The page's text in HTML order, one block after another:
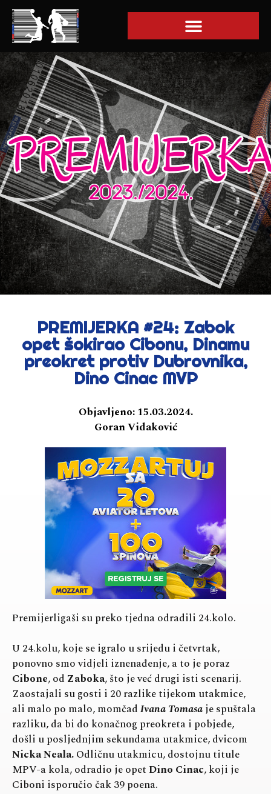
PREMIJERKA #24: Zabok
opet šokirao Cibonu, Dinamu
preokret protiv Dubrovnika,
Dino Cinac MVP
Objavljeno: 15.03.2024.
Goran Vidaković
Premijerligaši su preko tjedna odradili 24.kolo.
U 24.kolu, koje se igralo u srijedu i četvrtak,
ponovno smo vidjeli iznenađenje, a to je poraz
Cibone, od Zaboka, što je već drugi isti scenarij.
Zaostajali su gosti i 20 razlike tijekom utakmice,
ali malo po malo, momčadIvana Tomasaje spuštala
razliku, da bi do konačnog preokreta i pobjede,
došli u posljednjim sekundama utakmice, dvicom
Nicka Neala.Odličnu utakmicu, dostojnu titule
MPV-a kola, odradio je opetDino Cinac, koji je
Ciboni isporučio čak 39 poena.